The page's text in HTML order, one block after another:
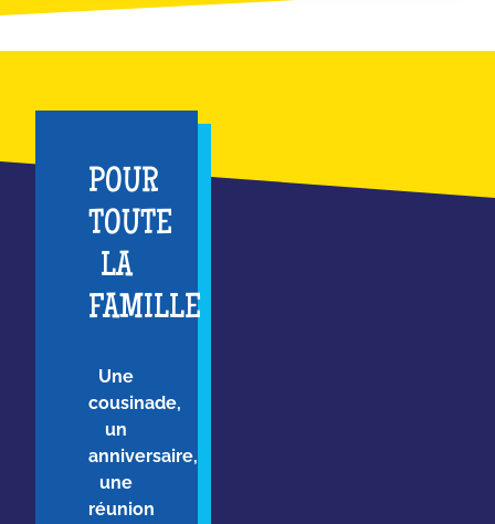
POUR
TOUTE
LA
FAMILLE
Une
cousinade,
un
anniversaire,
une
réunion